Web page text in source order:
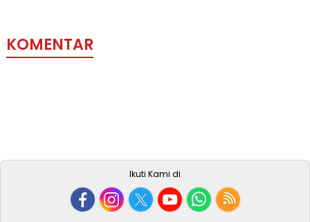
KOMENTAR
Ikuti Kami di